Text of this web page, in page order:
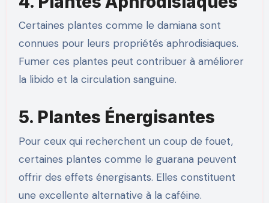
Certaines plantes comme le damiana sont
connues pour leurs propriétés aphrodisiaques.
Fumer ces plantes peut contribuer à améliorer
la libido et la circulation sanguine.
5. Plantes Énergisantes
Pour ceux qui recherchent un coup de fouet,
certaines plantes comme le guarana peuvent
offrir des effets énergisants. Elles constituent
une excellente alternative à la caféine.